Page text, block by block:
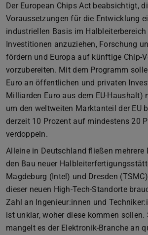
Der European Chips Act beabsichtigt,
Voraussetzungen für die Entwicklung
industriellen Basis im
Investitionen anzuziehen, Forschung
fördern und Europa auf künftige Chip-
vorzubereiten. Mit dem Programm
Euro an öffentlichen und privaten
Milliarden Euro aus dem EU-Haushalt)
um den weltweiten Marktanteil der EU
derzeit 10 Prozent auf mindestens 20
verdoppeln.
Alleine in Deutschland fließen mehrere
den Bau neuer
Magdeburg (Intel) und Dresden
dieser neuen High-Tech-Standorte
Zahl an Ingenieur:innen und
ist unklar, woher diese kommen sollen.
mangelt es der Elektronik-Branche an